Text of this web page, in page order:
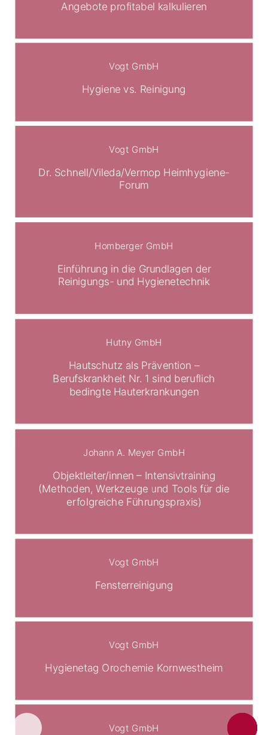
Angebote profitabel kalkulieren
Vogt GmbH
Hygiene vs. Reinigung
Vogt GmbH
Dr. Schnell/Vileda/Vermop Heimhygiene-
Forum
Homberger GmbH
Einführung in die Grundlagen der
Reinigungs- und Hygienetechnik
Hutny GmbH
Hautschutz als Prävention –
Berufskrankheit Nr. 1 sind beruflich
bedingte Hauterkrankungen
Johann A. Meyer GmbH
Objektleiter/innen – Intensivtraining
(Methoden, Werkzeuge und Tools für die
erfolgreiche Führungspraxis)
Vogt GmbH
Fensterreinigung
Vogt GmbH
Hygienetag Orochemie Kornwestheim
Vogt GmbH